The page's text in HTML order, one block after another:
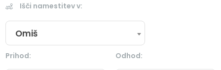
Išči namestitev v:
Omiš
Prihod: Odhod: